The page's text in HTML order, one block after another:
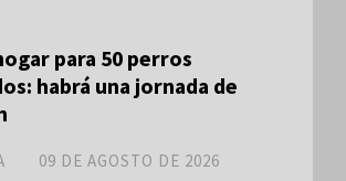
para 50 perros
habrá una jornada de
09 DE AGOSTO DE 2026